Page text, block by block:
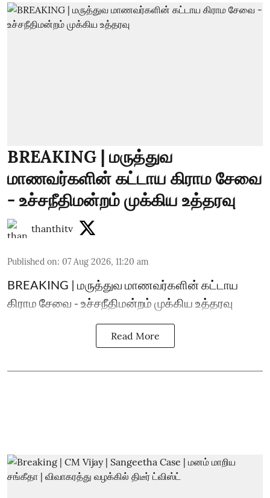
BREAKING | மருத்துவ
மாணவர்களின் கட்டாய கிராம சேவை
- உச்சநீதிமன்றம் முக்கிய உத்தரவு
thanthitv
Published on: 07 Aug 2026, 11:20 am
BREAKING | மருத்துவ மாணவர்களின் கட்டாய
கிராம சேவை - உச்சநீதிமன்றம் முக்கிய உத்தரவு
Read More